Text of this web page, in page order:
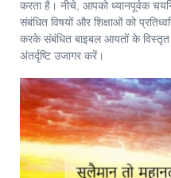
करता है। नीचे, आपको ध्यानपूर्वक
संबंधित विषयों और शिक्षाओं को
करके संबंधित बाइबल आयतों के विस्तृत
अंतर्दृष्टि उजागर करें।